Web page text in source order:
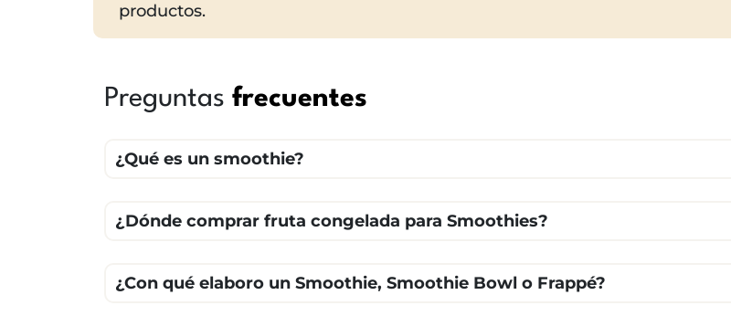
productos.
Preguntas frecuentes
¿Qué es un smoothie?
¿Dónde comprar fruta congelada para Smoothies?
¿Con qué elaboro un Smoothie, Smoothie Bowl o Frappé?